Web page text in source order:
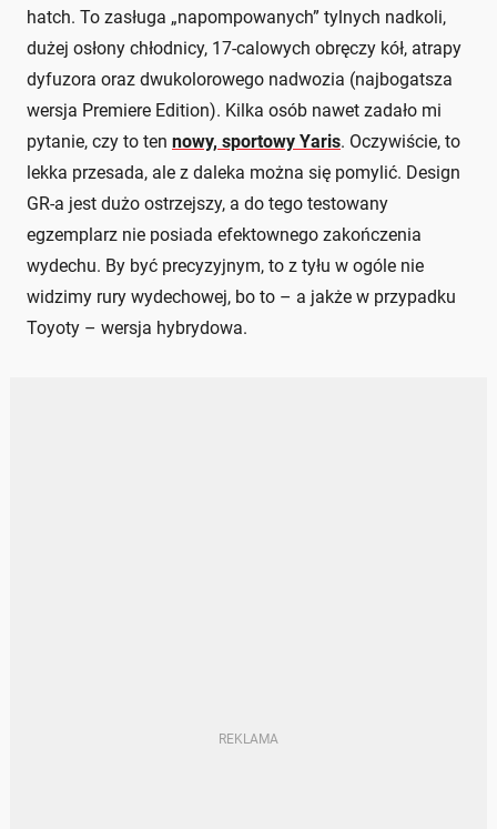
hatch. To zasługa „napompowanych” tylnych nadkoli,
dużej osłony chłodnicy, 17-calowych obręczy kół, atrapy
dyfuzora oraz dwukolorowego nadwozia (najbogatsza
wersja Premiere Edition). Kilka osób nawet zadało mi
pytanie, czy to ten nowy, sportowy Yaris. Oczywiście, to
lekka przesada, ale z daleka można się pomylić. Design
GR-a jest dużo ostrzejszy, a do tego testowany
egzemplarz nie posiada efektownego zakończenia
wydechu. By być precyzyjnym, to z tyłu w ogóle nie
widzimy rury wydechowej, bo to – a jakże w przypadku
Toyoty – wersja hybrydowa.